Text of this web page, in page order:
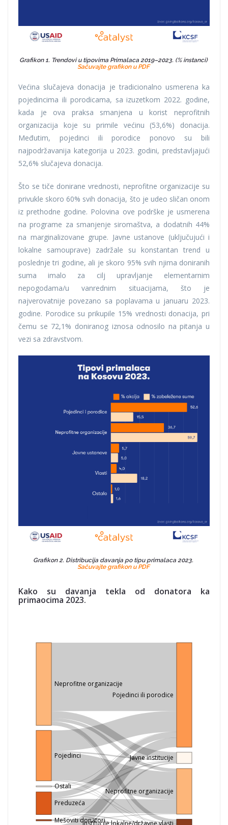
Grafikon 1. Trendovi u tipovima Primalaca 2019–2023. (% instanci)
Sačuvajte grafikon u PDF
Većina slučajeva donacija je tradicionalno usmerena ka
pojedincima ili porodicama, sa izuzetkom 2022. godine,
kada je ova praksa smanjena u korist neprofitnih
organizacija koje su primile većinu (53,6%) donacija.
Međutim, pojedinci ili porodice ponovo su bili
najpodržavanija kategorija u 2023. godini, predstavljajući
52,6% slučajeva donacija.
Što se tiče donirane vrednosti, neprofitne organizacije su
privukle skoro 60% svih donacija, što je udeo sličan onom
iz prethodne godine. Polovina ove podrške je usmerena
na programe za smanjenje siromaštva, a dodatnih 44%
na marginalizovane grupe. Javne ustanove (uključujući i
lokalne samouprave) zadržale su konstantan trend u
poslednje tri godine, ali je skoro 95% svih njima doniranih
suma imalo za cilj upravljanje elementarnim
nepogodama/u vanrednim situacijama, što je
najverovatnije povezano sa poplavama u januaru 2023.
godine. Porodice su prikupile 15% vrednosti donacija, pri
čemu se 72,1% doniranog iznosa odnosilo na pitanja u
vezi sa zdravstvom.
Grafikon 2. Distribucija davanja po tipu primalaca 2023.
Sačuvajte grafikon u PDF
Kako su davanja tekla od donatora ka
primaocima 2023.